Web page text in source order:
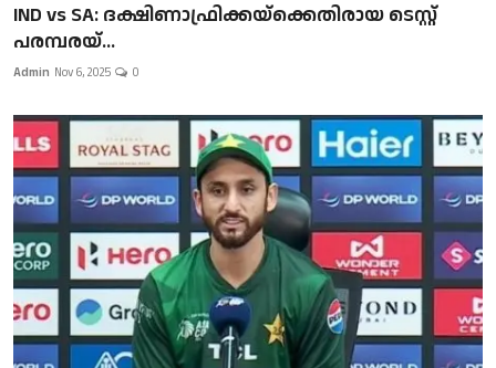
IND vs SA: ദക്ഷിണാഫ്രിക്കയ്‌ക്കെതിരായ ടെസ്റ്റ്
പരമ്പരയ്...
Admin Nov 6, 2025 0